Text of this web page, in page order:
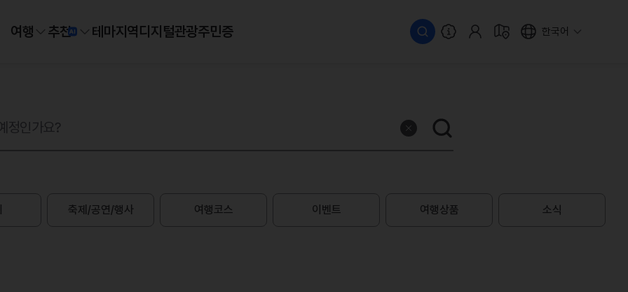
여행 추천 테마지역 디지털관광주민증 한국어
축제/공연/행사 여행코스 이벤트 여행상품 소식